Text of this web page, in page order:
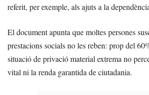
referit, per exemple, als ajuts a la
El document apunta que moltes persones
prestacions socials no les reben: prop del
situació de privació material extrema no
vital ni la renda garantida de ciutadania.